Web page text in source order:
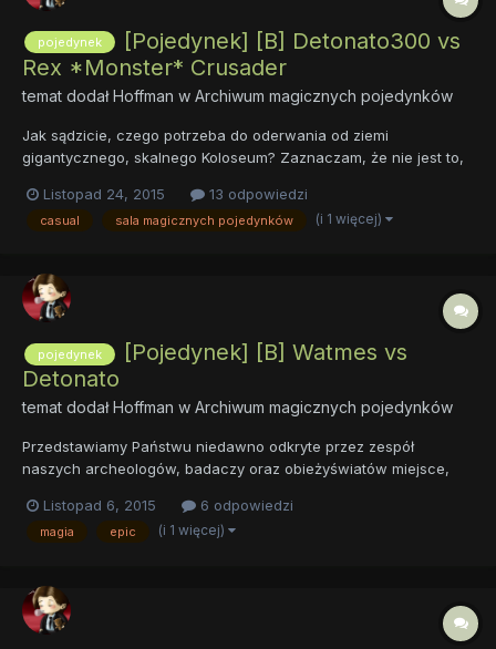
pojedynek
[Pojedynek] [B] Detonato300 vs
Rex *Monster* Crusader
temat dodałHoffman w Archiwum magicznych pojedynków
Jak sądzicie, czego potrzeba do oderwania od ziemi
gigantycznego, skalnego Koloseum? Zaznaczam, że nie jest to,
o kamiennych płytach, połączonych ze sobą spiralnymi
ścieżkami, oprawionych przez kilka stalowych pierścieni
Listopad 24, 2015 13 odpowiedzi
casual sala magicznych pojedynków (i 1 więcej)
pojedynek
[Pojedynek] [B] Watmes vs
Detonato
temat dodałHoffman w Archiwum magicznych pojedynków
Przedstawiamy Państwu niedawno odkryte przez zespół
naszych archeologów, badaczy oraz obieżyświatów miejsce,
Oceanu Mglistego. Póki co, szacujemy, że jest to około 17 mil
morskich od słynnego archipelagu Chapaillini, który to od wielu
Listopad 6, 2015 6 odpowiedzi
magia epic (i 1 więcej)